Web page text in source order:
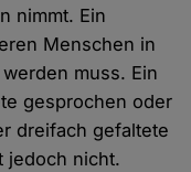
nimmt. Ein
Menschen in
muss. Ein
gesprochen oder
dreifach gefaltete
jedoch nicht.